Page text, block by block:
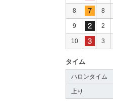
8 8
9 2
10 3
タイム
ハロンタイム
上り